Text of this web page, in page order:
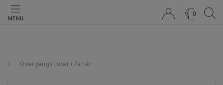
MENU
0
Övergångslister i fanér